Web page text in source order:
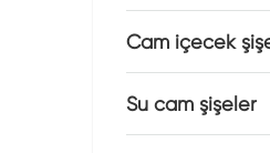
Cam içecek
Su cam şişeler